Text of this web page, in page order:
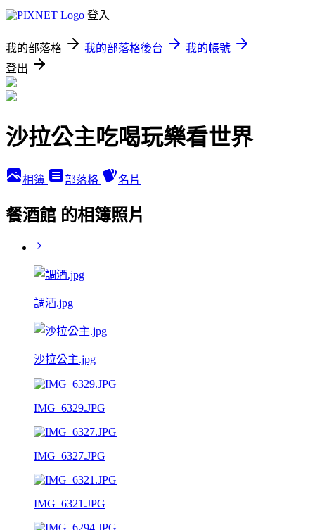
登入
我的部落格 我的部落格後台
我的帳號
登出
沙拉公主吃喝玩樂看世界
相簿 部落格 名片
餐酒館 的相簿照片
調酒.jpg
沙拉公主.jpg
IMG_6329.JPG
IMG_6327.JPG
IMG_6321.JPG